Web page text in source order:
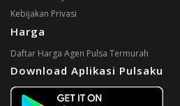
Kebijakan Privasi
Harga
Daftar Harga Agen Pulsa Termurah
Download Aplikasi Pulsaku